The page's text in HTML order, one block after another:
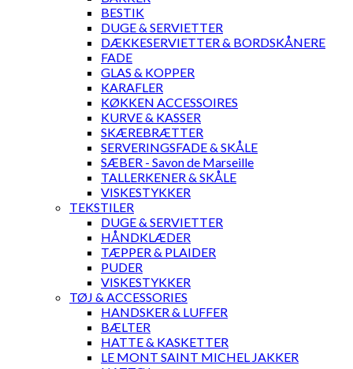
BESTIK
DUGE & SERVIETTER
DÆKKESERVIETTER & BORDSKÅNERE
FADE
GLAS & KOPPER
KARAFLER
KØKKEN ACCESSOIRES
KURVE & KASSER
SKÆREBRÆTTER
SERVERINGSFADE & SKÅLE
SÆBER - Savon de Marseille
TALLERKENER & SKÅLE
VISKESTYKKER
TEKSTILER
DUGE & SERVIETTER
HÅNDKLÆDER
TÆPPER & PLAIDER
PUDER
VISKESTYKKER
TØJ & ACCESSORIES
HANDSKER & LUFFER
BÆLTER
HATTE & KASKETTER
LE MONT SAINT MICHEL JAKKER